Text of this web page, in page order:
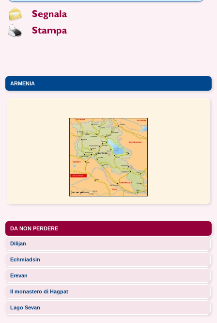
ARMENIA
DA NON PERDERE
Dilijan
Echmiadsin
Erevan
Il monastero di Hagpat
Lago Sevan